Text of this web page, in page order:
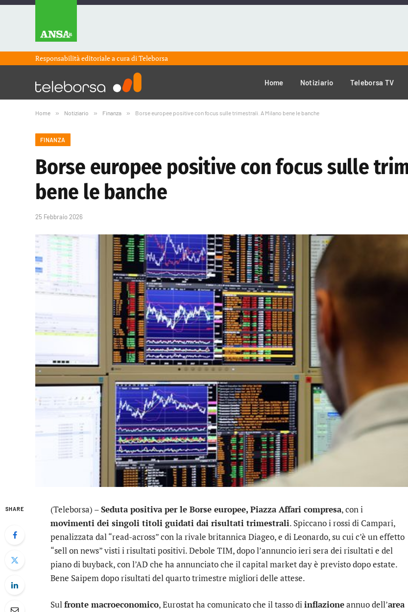
Responsabilità editoriale a cura diTeleborsa
Home Notiziario Teleborsa TV
Home » Notiziario » Finanza » Borse europee positive con focus sulle trimestrali. A Milano bene le banche
FINANZA
Borse europee positive con focus sulle
bene le banche
25 Febbraio 2026
SHARE (Teleborsa) –Seduta positiva per le Borse europee, Piazza Affari compresa, con i
movimenti dei singoli titoli guidati dai risultati trimestrali. Spiccano i rossi di Campari,
penalizzata dal “read-across” con la rivale britannica Diageo, e diLeonardo, su cui c’è un effetto
“sell on news” visti i risultati positivi. Debole TIM, dopo l’annuncio ieri sera dei risultati e del
piano di buyback, con l’AD che ha annunciato che il capital market day è previsto dopo estate.
Bene Saipemdopo risultati del quarto trimestre migliori delle attese.
Sulfronte macroeconomico, Eurostat ha comunicato che il tasso diinflazioneannuo dell’area